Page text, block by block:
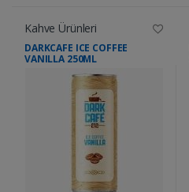
Kahve Ürünleri
DARKCAFE ICE COFFEE
VANILLA 250ML